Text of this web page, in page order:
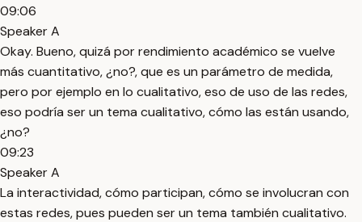
09:06
Speaker A
Okay. Bueno, quizá por rendimiento académico se vuelve
más cuantitativo, ¿no?, que es un parámetro de medida,
pero por ejemplo en lo cualitativo, eso de uso de las redes,
eso podría ser un tema cualitativo, cómo las están usando,
¿no?
09:23
Speaker A
La interactividad, cómo participan, cómo se involucran con
estas redes, pues pueden ser un tema también cualitativo.